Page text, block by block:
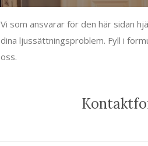
Vi som ansvarar för den här sidan
dina ljussättningsproblem. Fyll i
oss.